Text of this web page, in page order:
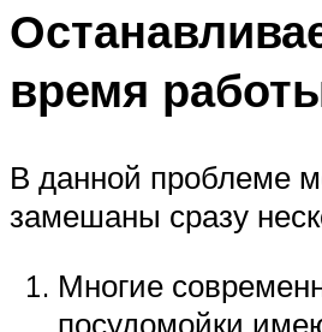
время
В данной проблеме
замешаны сразу
Многие
посудомойки